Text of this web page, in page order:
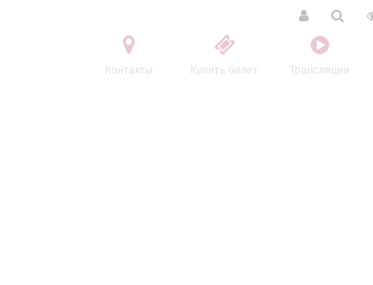
Контакты Купить билет Трансляции